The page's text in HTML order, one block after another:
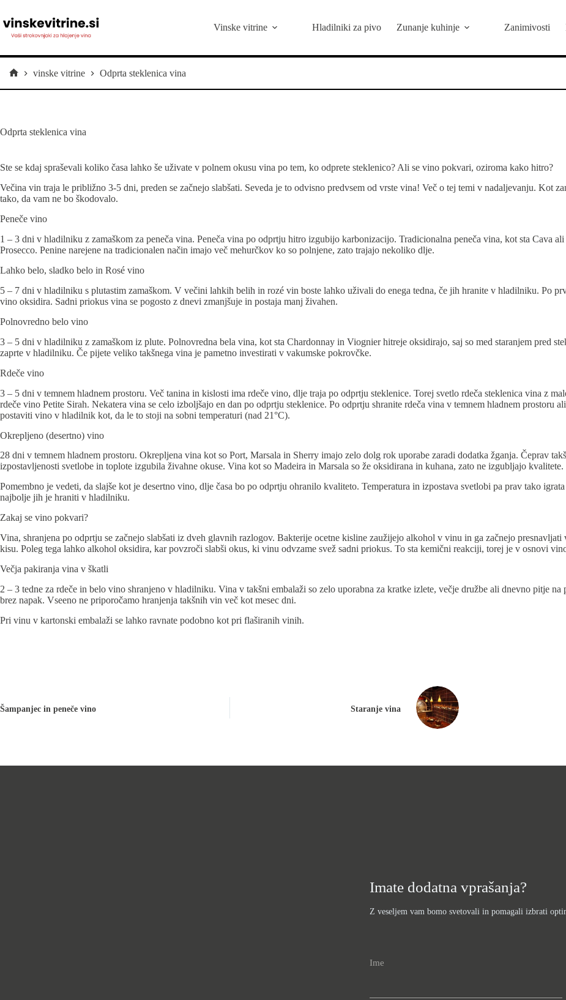
content
Vinske vitrine Hladilniki za pivo Zunanje kuhinje Zanimivosti
vinske vitrine Odprta steklenica vina
Odprta steklenica vina
Ste se kdaj spraševali koliko časa lahko še uživate v polnem okusu vina po tem, ko odprete steklenico? Ali se vino pokvari, oziroma kako hitro?
Večina vin traja le približno 3-5 dni, preden se začnejo slabšati. Seveda je to odvisno predvsem od vrste vina! Več o tej temi v nadaljevanju. Kot
tako, da vam ne bo škodovalo.
Peneče vino
1 – 3 dni v hladilniku z zamaškom za peneča vina. Peneča vina po odprtju hitro izgubijo karbonizacijo. Tradicionalna peneča vina, kot sta Cava
Prosecco. Penine narejene na tradicionalen način imajo več mehurčkov ko so polnjene, zato trajajo nekoliko dlje.
Lahko belo, sladko belo in Rosé vino
5 – 7 dni v hladilniku s plutastim zamaškom. V večini lahkih belih in rozé vin boste lahko uživali do enega tedna, če jih hranite v hladilniku. Po
vino oksidira. Sadni priokus vina se pogosto z dnevi zmanjšuje in postaja manj živahen.
Polnovredno belo vino
3 – 5 dni v hladilniku z zamaškom iz plute. Polnovredna bela vina, kot sta Chardonnay in Viognier hitreje oksidirajo, saj so med staranjem pred
zaprte v hladilniku. Če pijete veliko takšnega vina je pametno investirati v vakumske pokrovčke.
Rdeče vino
3 – 5 dni v temnem hladnem prostoru. Več tanina in kislosti ima rdeče vino, dlje traja po odprtju steklenice. Torej svetlo rdeča steklenica vina z
rdeče vino Petite Sirah. Nekatera vina se celo izboljšajo en dan po odprtju steklenice. Po odprtju shranite rdeča vina v temnem hladnem prostoru ali
postaviti vino v hladilnik kot, da le to stoji na sobni temperaturi (nad 21°C).
Okrepljeno (desertno) vino
28 dni v temnem hladnem prostoru. Okrepljena vina kot so Port, Marsala in Sherry imajo zelo dolg rok uporabe zaradi dodatka žganja. Čeprav
izpostavljenosti svetlobe in toplote izgubila živahne okuse. Vina kot so Madeira in Marsala so že oksidirana in kuhana, zato ne izgubljajo kvalitete.
Pomembno je vedeti, da slajše kot je desertno vino, dlje časa bo po odprtju ohranilo kvaliteto. Temperatura in izpostava svetlobi pa prav tako
najbolje jih je hraniti v hladilniku.
Zakaj se vino pokvari?
Vina, shranjena po odprtju se začnejo slabšati iz dveh glavnih razlogov. Bakterije ocetne kisline zaužijejo alkohol v vinu in ga začnejo
kisu. Poleg tega lahko alkohol oksidira, kar povzroči slabši okus, ki vinu odvzame svež sadni priokus. To sta kemični reakciji, torej je v osnovi
Večja pakiranja vina v škatli
2 – 3 tedne za rdeče in belo vino shranjeno v hladilniku. Vina v takšni embalaži so zelo uporabna za kratke izlete, večje družbe ali dnevno pitje
brez napak. Vseeno ne priporočamo hranjenja takšnih vin več kot mesec dni.
Pri vinu v kartonski embalaži se lahko ravnate podobno kot pri flaširanih vinih.
Šampanjec in peneče vino Staranje vina
Imate dodatna vprašanja?
Z veseljem vam bomo svetovali in pomagali izbrati
Ime